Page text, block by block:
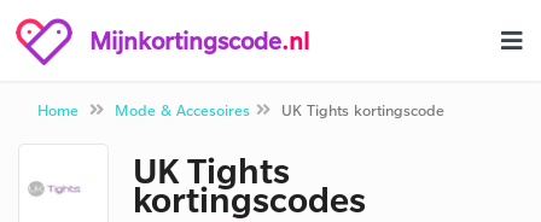
Mijnkortingscode.nl
Home Mode & Accesoires UK Tights kortingscode
UK Tights
kortingscodes